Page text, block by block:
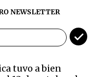
NEWSLETTER
tuvo a bien